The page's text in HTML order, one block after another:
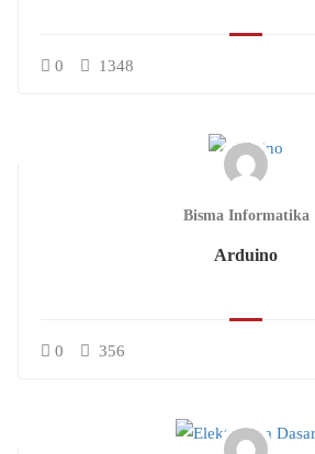
0 1348
Bisma Informatika
Arduino
0 356